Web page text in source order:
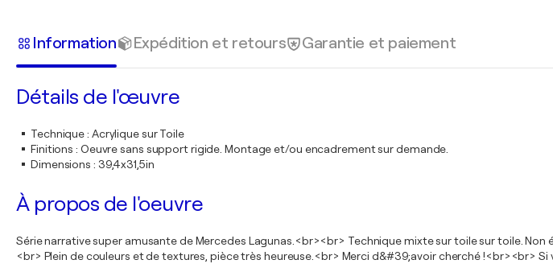
Information Expédition et retours Garantie et paiement
Détails de l'œuvre
Technique: Acrylique sur Toile
Finitions : Oeuvre sans support rigide. Montage et/ou encadrement sur demande.
Dimensions : 39,4x31,5in
À propos de l'oeuvre
Série narrative super amusante de Mercedes Lagunas.<br><br> Technique mixte sur toile sur toile.
<br> Plein de couleurs et de textures, pièce très heureuse.<br> Merci d&#39;avoir cherché !<br><br>